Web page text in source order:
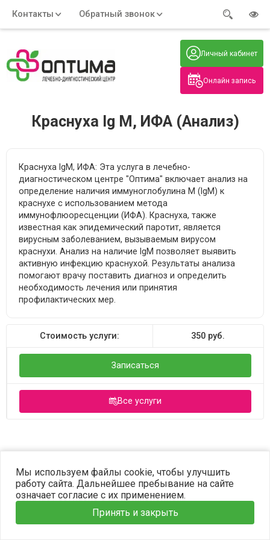
Онлайн запись
Личный кабинет
Контакты
Обратный звонок
Адрес:
Часы работы: Телефон:
+7 (914) 579-77-99
Нажмите на номер, чтобы
позвонить
Краснуха Ig М, ИФА (Анализ)
Краснуха IgМ, ИФА: Эта услуга в лечебно-
диагностическом центре "Оптима" включает анализ на
определение наличия иммуноглобулина М (IgМ) к
краснухе с использованием метода
иммунофлюоресценции (ИФА). Краснуха, также
известная как эпидемический паротит, является
вирусным заболеванием, вызываемым вирусом
краснухи. Анализ на наличие IgМ позволяет выявить
активную инфекцию краснухой. Результаты анализа
помогают врачу поставить диагноз и определить
необходимость лечения или принятия
профилактических мер.
Стоимость услуги: 350 руб.
Записаться
Все услуги
©2023 OPTIMA. Все права защищены.
Мы используем файлы cookie, чтобы улучшить
работу сайта. Дальнейшее пребывание на сайте
означает согласие с их применением.
Принять и закрыть